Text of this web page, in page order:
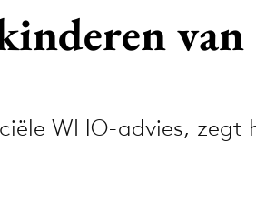
Media
WHO-advies, zegt